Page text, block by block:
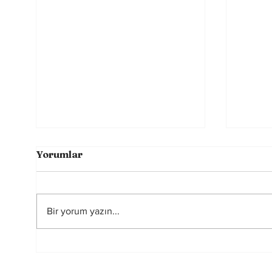
Yorumlar
Bir yorum yazın...